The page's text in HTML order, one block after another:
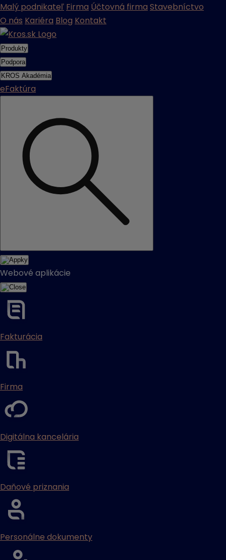
Malý podnikateľ Firma Účtovná firma Stavebníctvo
O nás Kariéra Blog Kontakt
Produkty
Podpora
KROS Akadémia
eFaktúra
Webové aplikácie
Fakturácia
Firma
Digitálna kancelária
Daňové priznania
Personálne dokumenty